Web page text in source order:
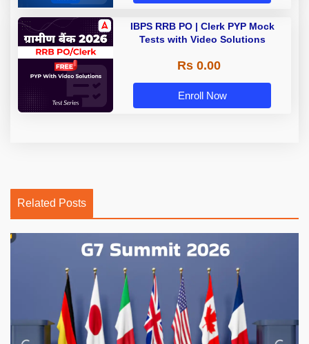
IBPS RRB PO | Clerk PYP Mock
Tests with Video Solutions
Rs 0.00
Enroll Now
Related Posts